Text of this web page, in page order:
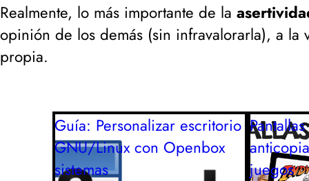
Realmente, lo más importante de la
opinión de los demás (sin infravalorarla), a la
propia.
Guía: Personalizar escritorio
GNU/Linux con Openbox
sistemas
juegos